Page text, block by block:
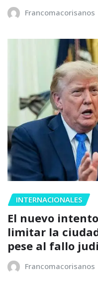
Francomacorisanos
INTERNACIONALES
El nuevo
limitar la
pese al fallo
Francomacorisanos